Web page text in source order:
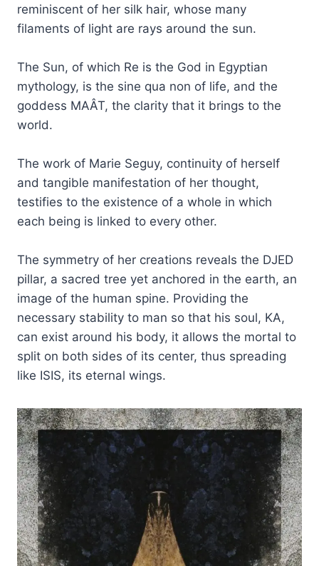
reminiscent of her silk hair, whose many
filaments of light are rays around the sun.
The Sun, of which Re is the God in Egyptian
mythology, is the sine qua non of life, and the
goddess MAÂT, the clarity that it brings to the
world.
The work of Marie Seguy, continuity of herself
and tangible manifestation of her thought,
testifies to the existence of a whole in which
each being is linked to every other.
The symmetry of her creations reveals the DJED
pillar, a sacred tree yet anchored in the earth, an
image of the human spine. Providing the
necessary stability to man so that his soul, KA,
can exist around his body, it allows the mortal to
split on both sides of its center, thus spreading
like ISIS, its eternal wings.